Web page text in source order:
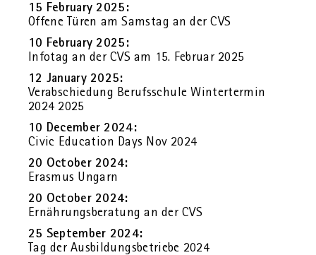
15 Fe­bru­ary 2025:
Of­fe­ne Türen am Sams­tag an der CVS
10 Fe­bru­ary 2025:
In­fo­tag an der CVS am 15. Fe­bru­ar 2025
12 Ja­nu­ary 2025:
Ver­ab­schie­dung Be­rufs­schu­le Win­ter­ter­min
2024 2025
10 Decem­ber 2024:
Civic Edu­ca­ti­on Days Nov 2024
20 Oc­to­ber 2024:
Eras­mus Un­garn
20 Oc­to­ber 2024:
Er­näh­rungs­be­ra­tung an der CVS
25 Sep­tem­ber 2024:
Tag der Aus­bil­dungs­be­trie­be 2024